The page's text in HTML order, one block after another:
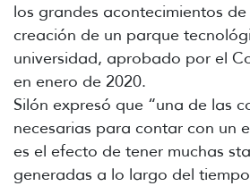
los grandes acontecimientos
creación de un parque
universidad, aprobado por el
en enero de 2020.
Silón expresó que “una de las
necesarias para contar con un
es el efecto de tener muchas
generadas a lo largo del